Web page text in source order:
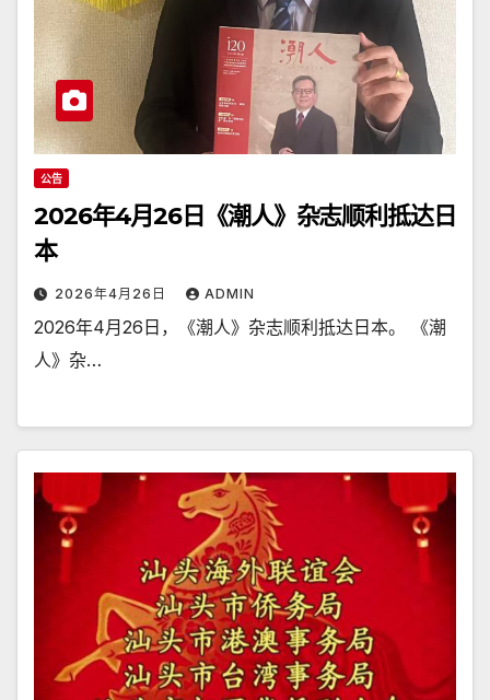
公告
2026年4月26日《潮人》杂志顺利抵达日
本
2026年4月26日 ADMIN
2026年4月26日，《潮人》杂志顺利抵达日本。 《潮
人》杂…